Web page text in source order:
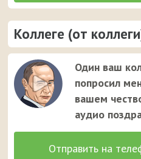
Коллеге (от
Один ваш
попросил
вашем
аудио